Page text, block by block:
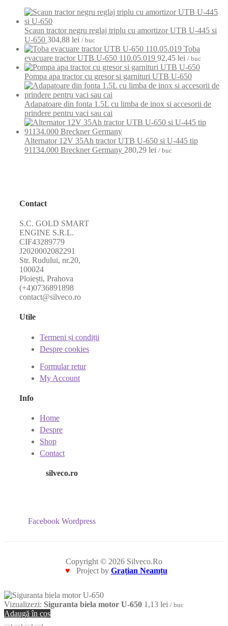
Scaun tractor negru reglaj triplu cu amortizor UTB U-445 si
U-650 304,88 lei / buc
Toba
evacuare tractor UTB U-650 110.05.019 92,45 lei / buc
Pompa apa tractor cu gresor si garnituri UTB U-650
Adapatoare din fonta 1.5L cu limba de inox si accesorii de
prindere pentru vaci sau cai
Alternator 12V 35Ah tractor UTB U-650 si U-445 tip
91134.000 Breckner Germany 280,29 lei / buc
Contact
S.C. GOLD SMART
ENGINE S.R.L.
CIF43289779
J2020002082291
Str. Rudului, nr.20,
100024
Ploiești, Prahova
(+4)0736891898
contact@silveco.ro
Utile
Termeni și condiții
Despre cookies
Formular retur
My Account
Info
Home
Despre
Shop
Contact
silveco.ro
Facebook Wordpress
Copyright © 2026 Silveco.Ro
♥
Project by Grațian Neamțu
Vizualizezi: Siguranta biela motor U-650 1,13 lei / buc
Adaugă în coș